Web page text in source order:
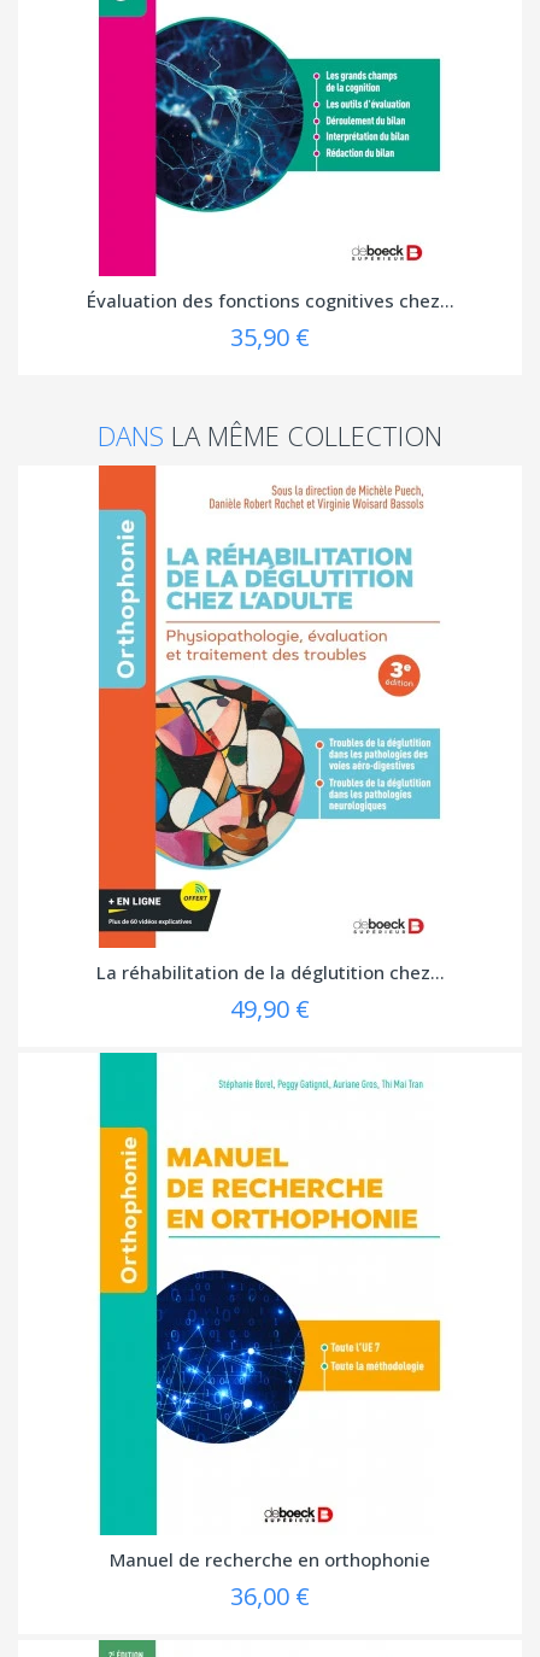
Évaluation des fonctions cognitives chez...
35,90 €
DANS LA MÊME COLLECTION
La réhabilitation de la déglutition chez...
49,90 €
Manuel de recherche en orthophonie
36,00 €